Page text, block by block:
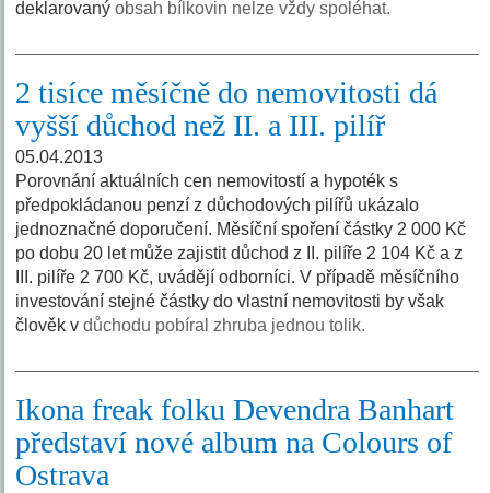
deklarovanýobsah bílkovin nelze vždy spoléhat.
2 tisíce měsíčně do nemovitosti dá
vyšší důchod než II. a III. pilíř
05.04.2013
Porovnání aktuálních cen nemovitostí a hypoték s
předpokládanou penzí z důchodových pilířů ukázalo
jednoznačné doporučení. Měsíční spoření částky 2 000 Kč
po dobu 20 let může zajistit důchod z II. pilíře 2 104 Kč a z
III. pilíře 2 700 Kč, uvádějí odborníci. V případě měsíčního
investování stejné částky do vlastní nemovitosti by však
člověk vdůchodu pobíral zhruba jednou tolik.
Ikona freak folku Devendra Banhart
představí nové album na Colours of
Ostrava